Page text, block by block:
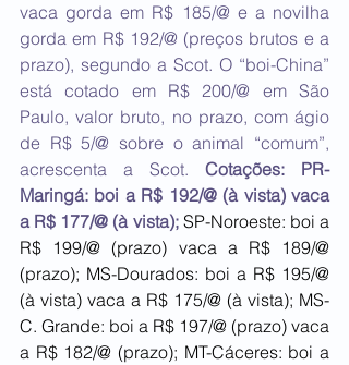
vaca gorda em R$ 185/@ e a novilha
gorda em R$ 192/@ (preços brutos e a
prazo), segundo a Scot. O “boi-China”
está cotado em R$ 200/@ em São
Paulo, valor bruto, no prazo, com ágio
de R$ 5/@ sobre o animal “comum”,
acrescenta a Scot. Cotações: PR-
Maringá: boi a R$ 192/@ (à vista) vaca
a R$ 177/@ (à vista); SP-Noroeste: boi a
R$ 199/@ (prazo) vaca a R$ 189/@
(prazo); MS-Dourados: boi a R$ 195/@
(à vista) vaca a R$ 175/@ (à vista); MS-
C. Grande: boi a R$ 197/@ (prazo) vaca
a R$ 182/@ (prazo); MT-Cáceres: boi a